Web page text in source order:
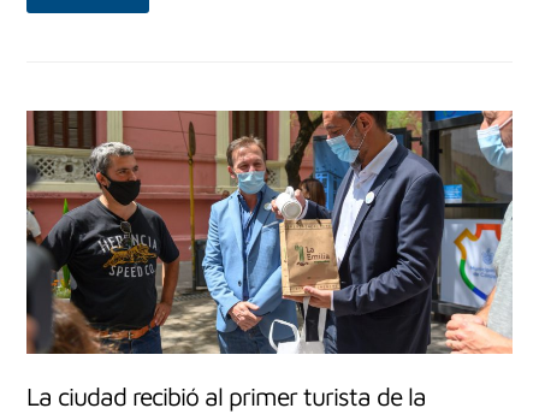
La ciudad recibió al primer turista de la